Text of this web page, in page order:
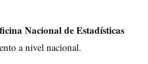
Nacional de Estadísticas
a nivel nacional.